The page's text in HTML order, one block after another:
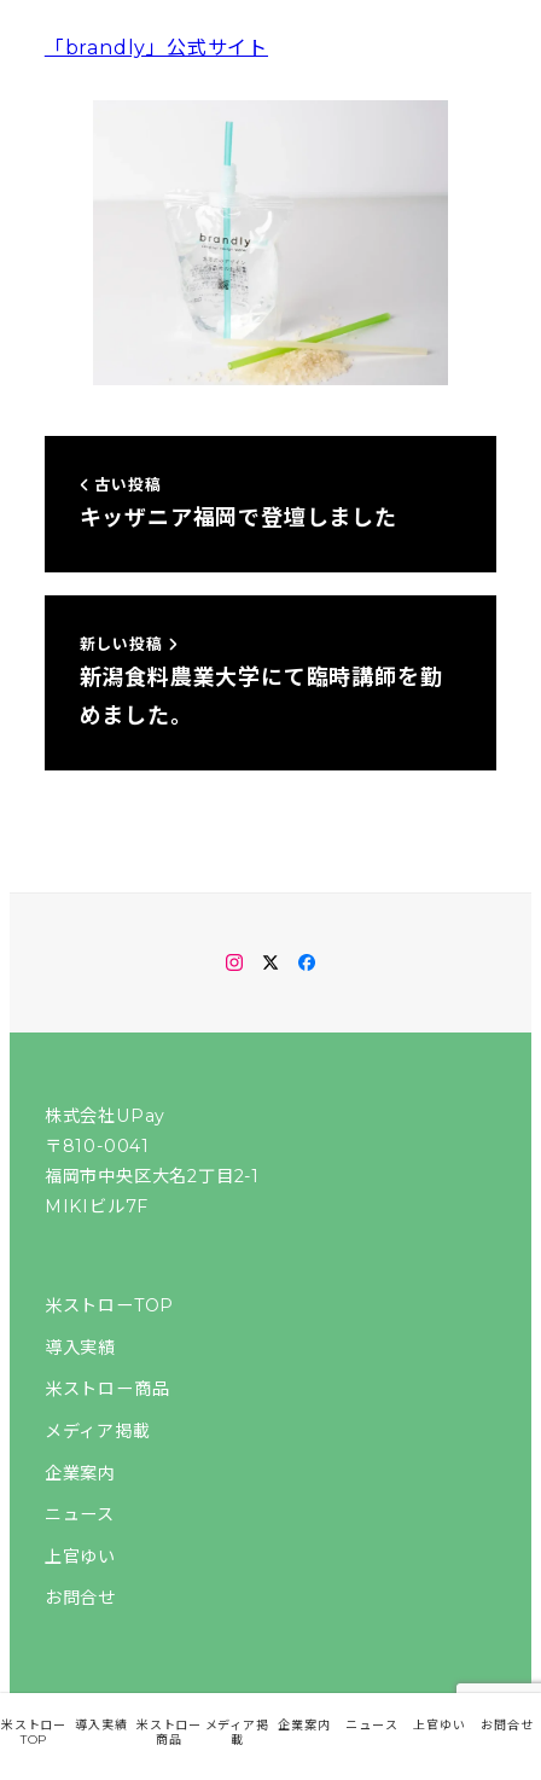
「brandly」公式サイト
古い投稿
キッザニア福岡で登壇しました
新しい投稿
新潟食料農業大学にて臨時講師を勤
めました。
instagram
twitterfacebook
株式会社UPay
〒810-0041
福岡市中央区大名2丁目2-1
MIKIビル7F
米ストローTOP
導入実績
米ストロー商品
メディア掲載
企業案内
ニュース
上官ゆい
お問合せ
©2024 UPay All Rights Reserved.
米ストロー
TOP
導入実績
米ストロー
商品
メディア掲
載
企業案内 ニュース 上官ゆい お問合せ